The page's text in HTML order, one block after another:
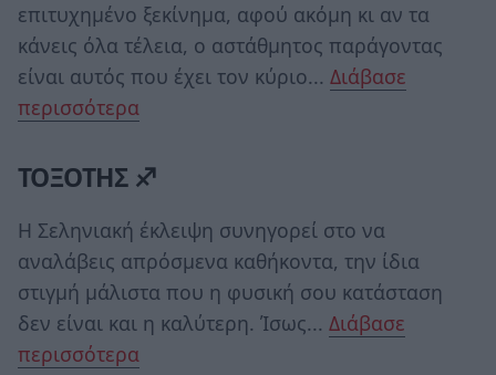
επιτυχημένο ξεκίνημα, αφού ακόμη κι αν τα
κάνεις όλα τέλεια, ο αστάθμητος παράγοντας
είναι αυτός που έχει τον κύριο... Διάβασε
περισσότερα
ΤΟΞΟΤΗΣ ♐
Η Σεληνιακή έκλειψη συνηγορεί στο να
αναλάβεις απρόσμενα καθήκοντα, την ίδια
στιγμή μάλιστα που η φυσική σου κατάσταση
δεν είναι και η καλύτερη. Ίσως... Διάβασε
περισσότερα